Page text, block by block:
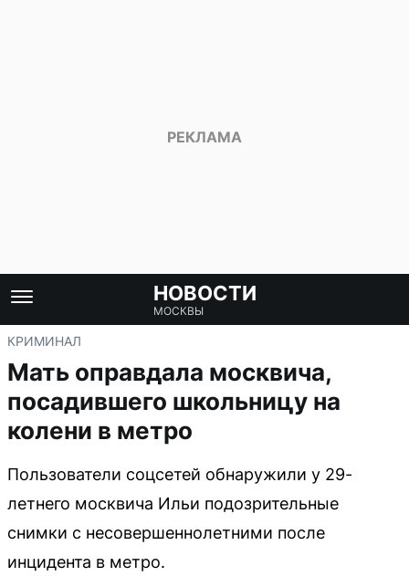
НОВОСТИ
МОСКВЫ
КРИМИНАЛ
Мать оправдала москвича,
посадившего школьницу на
колени в метро
Пользователи соцсетей обнаружили у 29-
летнего москвича Ильи подозрительные
снимки с несовершеннолетними после
инцидента в метро.